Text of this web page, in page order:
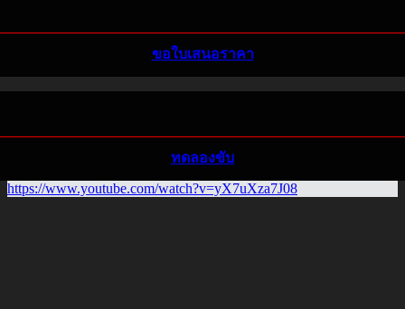
ขอใบเสนอราคา
ทดลองขับ
https://www.youtube.com/watch?v=yX7uXza7J08